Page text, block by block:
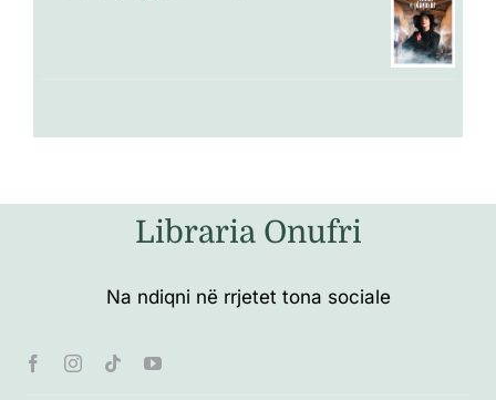
Libraria Onufri
Na ndiqni në rrjetet tona sociale